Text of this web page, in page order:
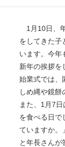
1月10日、
をしてきた子
います。今年
新年の挨拶を
始業式では、
しめ縄や鏡餅
また、1月7
を食べる日で
ていますか。
と年長さんが